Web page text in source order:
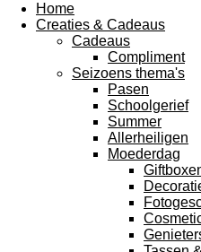
Home
Creaties & Cadeaus
Cadeaus
Compliment
Seizoens thema's
Pasen
Schoolgerief
Summer
Allerheiligen
Moederdag